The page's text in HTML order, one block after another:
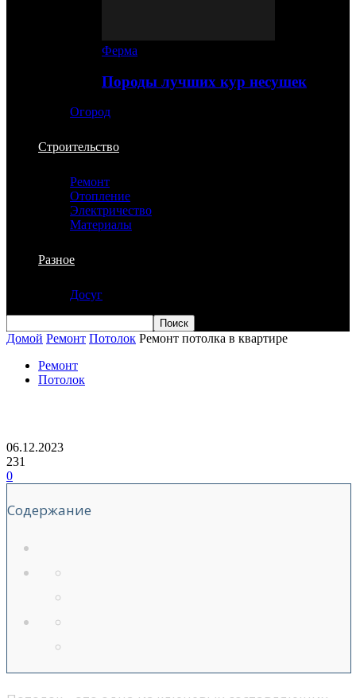
Ферма
Породы лучших кур несушек
Огород
Строительство
Ремонт
Отопление
Электричество
Материалы
Разное
Досуг
Домой Ремонт Потолок Ремонт потолка в квартире
Ремонт
Потолок
06.12.2023
231
0
Содержание